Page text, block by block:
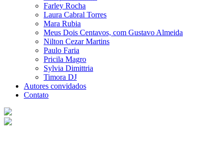
Farley Rocha
Laura Cabral Torres
Mara Rubia
Meus Dois Centavos, com Gustavo Almeida
Nilton Cezar Martins
Paulo Faria
Pricila Magro
Sylvia Dimittria
Timora DJ
Autores convidados
Contato